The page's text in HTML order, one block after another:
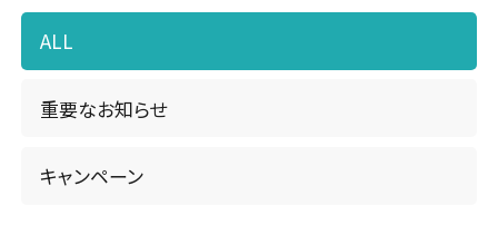
ALL
重要なお知らせ
キャンペーン